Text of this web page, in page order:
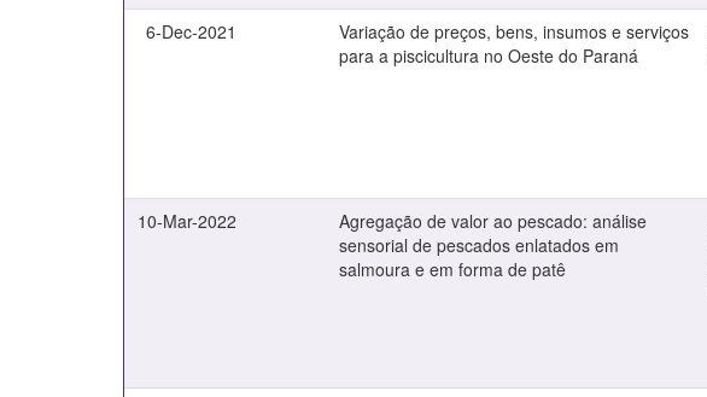
6-Dec-2021
Variação de preços, bens, insumos e serviços
para a piscicultura no Oeste do Paraná
10-Mar-2022
Agregação de valor ao pescado: análise
sensorial de pescados enlatados em
salmoura e em forma de patê